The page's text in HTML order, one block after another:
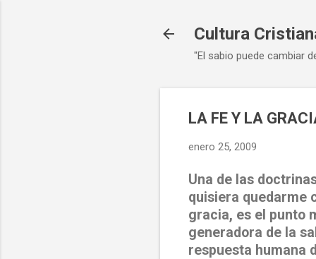
Cultura
"El sabio puede cambiar
LA FE Y LA
enero 25, 2009
Una de las
quisiera quedarme
gracia, es el punto
generadora de la
respuesta humana